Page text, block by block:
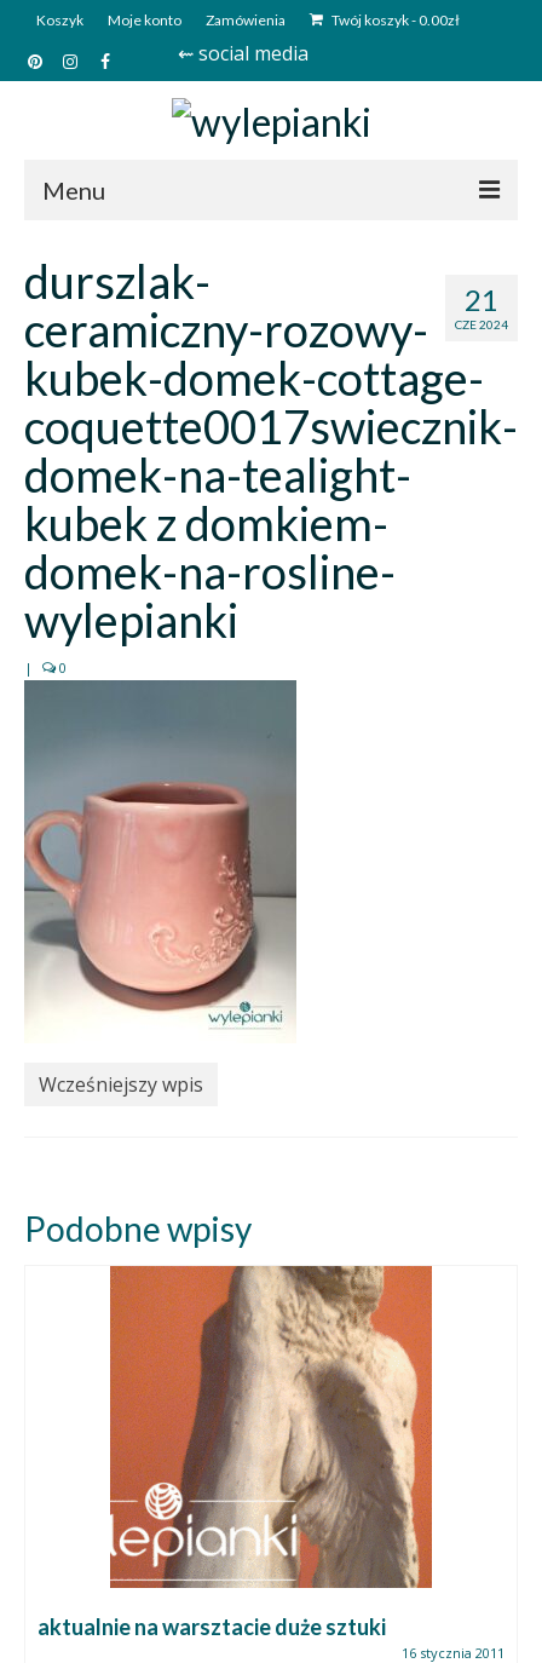
Koszyk Moje konto Zamówienia Twój koszyk-0.00zł
⇜ social media
Menu
Sklep
Kim jesteśmy?
Deutsch
21
CZE 2024
durszlak-
ceramiczny-rozowy-
kubek-domek-cottage-
coquette0017swiecznik-
domek-na-tealight-
kubek z domkiem-
domek-na-rosline-
wylepianki
| 0
Wcześniejszy wpis
Podobne wpisy
aktualnie na warsztacie duże sztuki
16 stycznia 2011